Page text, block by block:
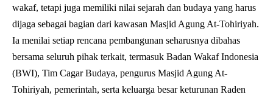
wakaf, tetapi juga memiliki nilai sejarah dan budaya yang harus
dijaga sebagai bagian dari kawasan Masjid Agung At-Tohiriyah.
Ia menilai setiap rencana pembangunan seharusnya dibahas
bersama seluruh pihak terkait, termasuk Badan Wakaf Indonesia
(BWI), Tim Cagar Budaya, pengurus Masjid Agung At-
Tohiriyah, pemerintah, serta keluarga besar keturunan Raden